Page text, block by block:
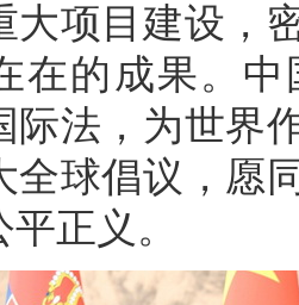
大项目建设，
在的成果。
际法，为世界
全球倡议，愿
正义。